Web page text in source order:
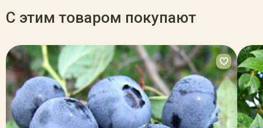
С этим товаром покупают